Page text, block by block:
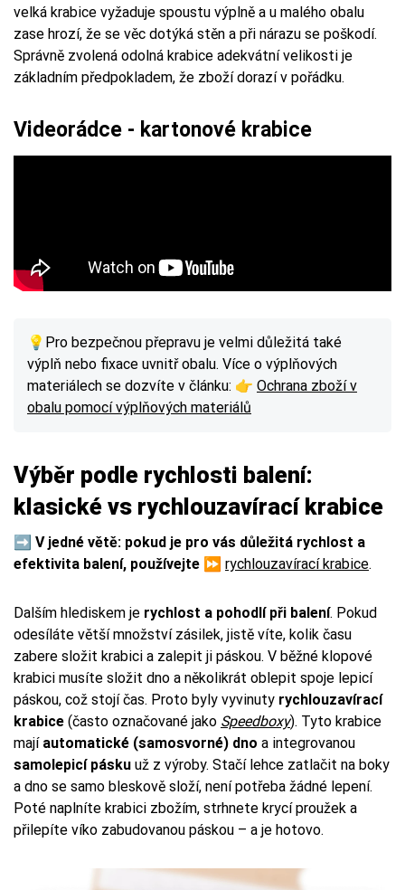
velká krabice vyžaduje spoustu výplně a u malého obalu
zase hrozí, že se věc dotýká stěn a při nárazu se poškodí.
Správně zvolená odolná krabice adekvátní velikosti je
základním předpokladem, že zboží dorazí v pořádku.
Videorádce - kartonové krabice
💡Pro bezpečnou přepravu je velmi důležitá také
výplň nebo fixace uvnitř obalu. Více o výplňových
materiálech se dozvíte v článku: 👉 Ochrana zboží v
obalu pomocí výplňových materiálů
Výběr podle rychlosti balení:
klasické vs rychlouzavírací krabice
➡️ V jedné větě: pokud je pro vás důležitá rychlost a
efektivita balení, používejte ⏩ rychlouzavírací krabice.
Dalším hlediskem je rychlost a pohodlí při balení. Pokud
odesíláte větší množství zásilek, jistě víte, kolik času
zabere složit krabici a zalepit ji páskou. V běžné klopové
krabici musíte složit dno a několikrát oblepit spoje lepicí
páskou, což stojí čas. Proto byly vyvinuty rychlouzavírací
krabice (často označované jako Speedboxy). Tyto krabice
mají automatické (samosvorné) dno a integrovanou
samolepicí pásku už z výroby. Stačí lehce zatlačit na boky
a dno se samo bleskově složí, není potřeba žádné lepení.
Poté naplníte krabici zbožím, strhnete krycí proužek a
přilepíte víko zabudovanou páskou – a je hotovo.